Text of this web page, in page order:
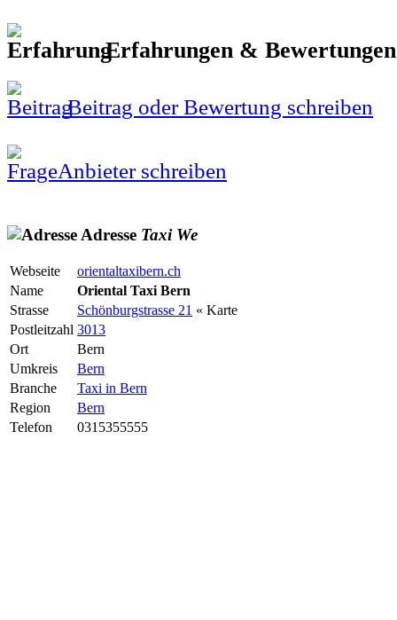
Erfahrungen &
Beitrag oder Bewertung schreiben
Anbieter schreiben
Adresse Taxi We
Webseite
orientaltaxibern.ch
Name
Oriental Taxi Bern
Strasse
Schönburgstrasse 21 « Karte
Postleitzahl 3013
Ort
Bern
Umkreis
Bern
Branche
Taxi in Bern
Region
Bern
Telefon
0315355555